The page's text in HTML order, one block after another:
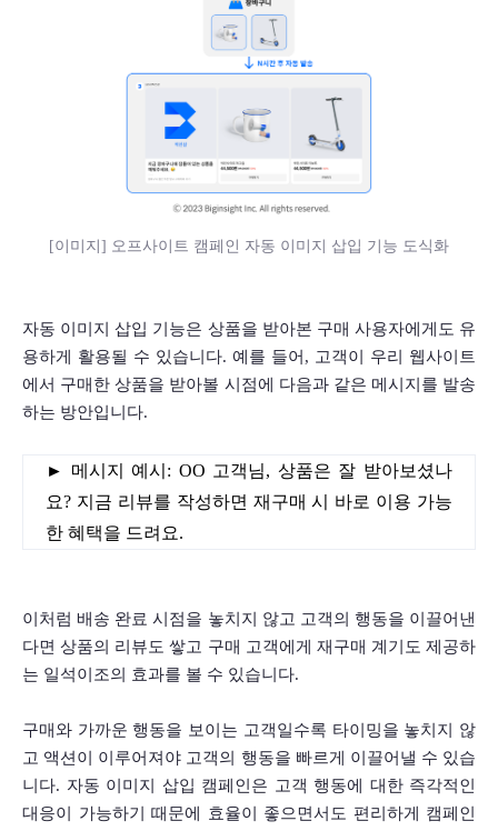
[이미지] 오프사이트 캠페인 자동 이미지 삽입 기능 도식화
자동 이미지 삽입 기능은 상품을 받아본 구매 사용자에게도 유
용하게 활용될 수 있습니다. 예를 들어, 고객이 우리 웹사이트
에서 구매한 상품을 받아볼 시점에 다음과 같은 메시지를 발송
하는 방안입니다.
► 메시지 예시: OO 고객님, 상품은 잘 받아보셨나
요? 지금 리뷰를 작성하면 재구매 시 바로 이용 가능
한 혜택을 드려요.
이처럼 배송 완료 시점을 놓치지 않고 고객의 행동을 이끌어낸
다면 상품의 리뷰도 쌓고 구매 고객에게 재구매 계기도 제공하
는 일석이조의 효과를 볼 수 있습니다.
구매와 가까운 행동을 보이는 고객일수록 타이밍을 놓치지 않
고 액션이 이루어져야 고객의 행동을 빠르게 이끌어낼 수 있습
니다. 자동 이미지 삽입 캠페인은 고객 행동에 대한 즉각적인
대응이 가능하기 때문에 효율이 좋으면서도 편리하게 캠페인